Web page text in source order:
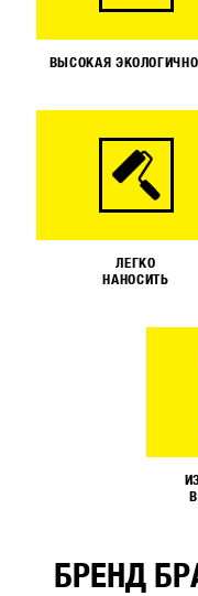
ВЫСОКАЯ
ЛЕГКО
НАНОСИТЬ
БРЕНД